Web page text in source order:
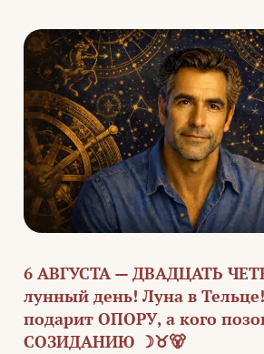
6 АВГУСТА — ДВАДЦАТЬ
лунный день! Луна в
подарит ОПОРУ, а кого
СОЗИДАНИЮ ☽♉🐻